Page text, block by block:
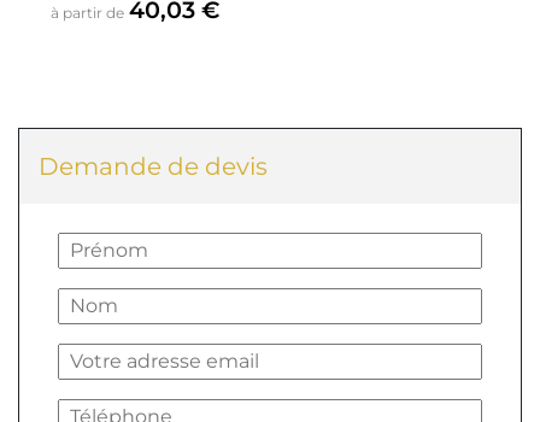
à partir de Prix
40,03 €
Demande de devis